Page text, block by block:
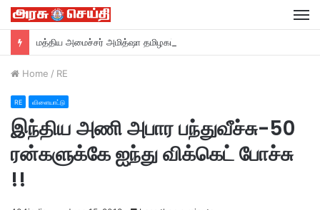
மத்திய அமைச்சர் அமித்ஷா தமிழகம் வருகை….
Home / RE
RE விளையாட்டு
இந்திய அணி அபார பந்துவீச்சு-50
ரன்களுக்கே ஐந்து விக்கெட் போச்சு
!!